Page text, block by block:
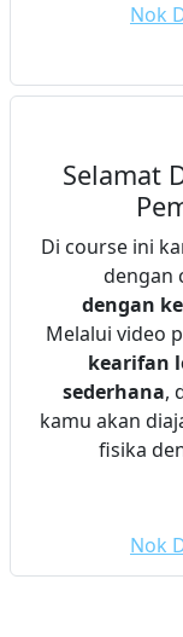
Nok
Selamat
Di course ini
dengan
dengan
Melalui video
kearifan
sederhana,
kamu akan
fisika
Nok